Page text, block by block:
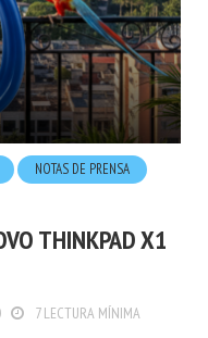
NOTAS DE PRENSA
THINKPAD X1
7 LECTURA MÍNIMA